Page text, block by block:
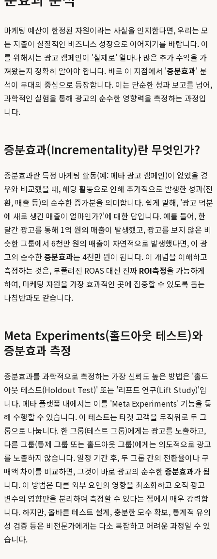
마케팅 예산이 한정된 자원이라는 사실을 인지한다면, 우리는 모
든 지출이 실질적인 비즈니스 성장으로 이어지기를 바랍니다. 이
를 위해서는 광고 캠페인이 '실제로' 얼마나 많은 추가 수익을 가
져왔는지 정확히 알아야 합니다. 바로 이 지점에서 '증분효과' 분
석이 무대의 중심으로 등장합니다. 이는 단순한 성과 보고를 넘어,
과학적인 실험을 통해 광고의 순수한 영향력을 측정하는 과정입
니다.
증분효과(Incrementality)란 무엇인가?
증분효과란 특정 마케팅 활동(예: 메타 광고 캠페인)이 없었을 경
우와 비교했을 때, 해당 활동으로 인해 추가적으로 발생한 성과(전
환, 매출 등)의 순수한 증가분을 의미합니다. 쉽게 말해, '광고 덕분
에 새로 생긴 매출이 얼마인가?'에 대한 답입니다. 예를 들어, 한
달간 광고를 통해 1억 원의 매출이 발생했고, 광고를 보지 않은 비
슷한 그룹에서 6천만 원의 매출이 자연적으로 발생했다면, 이 광
고의 순수한증분효과는 4천만 원이 됩니다. 이 개념을 이해하고
측정하는 것은, 부풀려진 ROAS 대신 진짜 ROI측정을 가능하게
하여, 마케팅 자원을 가장 효과적인 곳에 집중할 수 있도록 돕는
나침반과도 같습니다.
Meta Experiments(홀드아웃 테스트)와
증분효과 측정
증분효과를 과학적으로 측정하는 가장 신뢰도 높은 방법은 '홀드
아웃 테스트(Holdout Test)' 또는 '리프트 연구(Lift Study)'입
니다. 메타 플랫폼 내에서는 이를 'Meta Experiments' 기능을 통
해 수행할 수 있습니다. 이 테스트는 타겟 고객을 무작위로 두 그
룹으로 나눕니다. 한 그룹(테스트 그룹)에게는 광고를 노출하고,
다른 그룹(통제 그룹 또는 홀드아웃 그룹)에게는 의도적으로 광고
를 노출하지 않습니다. 일정 기간 후, 두 그룹 간의 전환율이나 구
매액 차이를 비교하면, 그것이 바로 광고의 순수한증분효과가 됩
니다. 이 방법은 다른 외부 요인의 영향을 최소화하고 오직 광고
변수의 영향만을 분리하여 측정할 수 있다는 점에서 매우 강력합
니다. 하지만, 올바른 테스트 설계, 충분한 모수 확보, 통계적 유의
성 검증 등은 비전문가에게는 다소 복잡하고 어려운 과정일 수 있
습니다.